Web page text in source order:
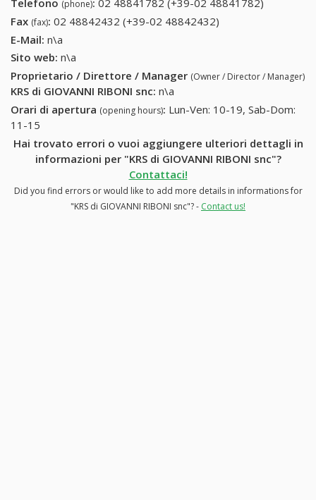
Telefono (phone): 02 48841782 (+39-02 48841782)
Fax (fax): 02 48842432 (+39-02 48842432)
E-Mail: n\a
Sito web: n\a
Proprietario / Direttore / Manager (Owner / Director / Manager)
KRS di GIOVANNI RIBONI snc: n\a
Orari di apertura (opening hours): Lun-Ven: 10-19, Sab-Dom:
11-15
Hai trovato errori o vuoi aggiungere ulteriori dettagli in
informazioni per "KRS di GIOVANNI RIBONI snc"?
Contattaci!
Did you find errors or would like to add more details in informations for
"KRS di GIOVANNI RIBONI snc"? - Contact us!